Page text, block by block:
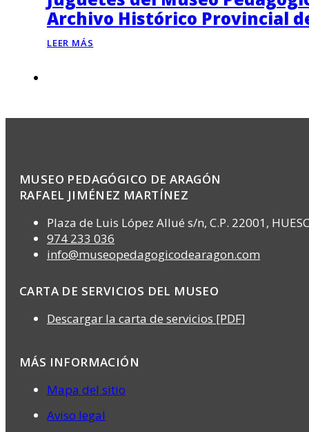
Archivo Histórico Provincial
LEER MÁS
MUSEO PEDAGÓGICO DE ARAGÓN
RAFAEL JIMÉNEZ MARTÍNEZ
Plaza de Luis López Allué s/n, C.P. 22001,
974 233 036
info@museopedagogicodearagon.com
CARTA DE SERVICIOS DEL MUSEO
Descargar la carta de servicios [PDF]
MÁS INFORMACIÓN
Mapa del sitio
Aviso legal